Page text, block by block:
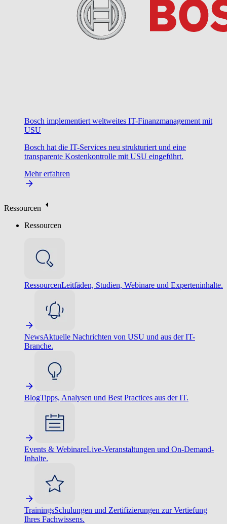
Bosch implementiert weltweites IT-Finanzmanagement mit
USU
Bosch hat die IT-Services neu strukturiert und eine
transparente Kostenkontrolle mit USU eingeführt.
Mehr erfahren
Ressourcen
Ressourcen
RessourcenLeitfäden, Studien, Webinare und Experteninhalte.
NewsAktuelle Nachrichten von USU und aus der IT-
Branche.
BlogTipps, Analysen und Best Practices aus der IT.
Events & WebinareLive-Veranstaltungen und On-Demand-
Inhalte.
TrainingsSchulungen und Zertifizierungen zur Vertiefung
Ihres Fachwissens.